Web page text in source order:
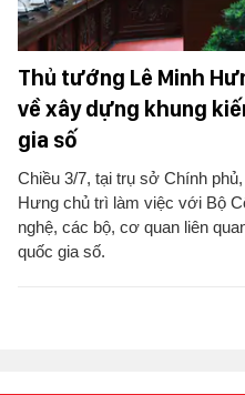
Thủ tướng Lê Minh
về xây dựng khung
gia số
Chiều 3/7, tại trụ sở Chính
Hưng chủ trì làm việc với Bộ
nghệ, các bộ, cơ quan liên
quốc gia số.